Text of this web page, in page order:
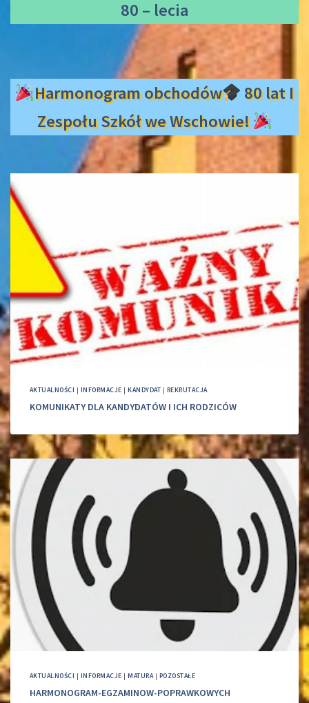
80 – lecia
Harmonogram obchodów
80 lat I
Zespołu Szkół we Wschowie!
AKTUALNOŚCI | INFORMACJE |KANDYDAT | REKRUTACJA
KOMUNIKATY DLA KANDYDATÓW I ICH RODZICÓW
AKTUALNOŚCI | INFORMACJE |MATURA| POZOSTAŁE
HARMONOGRAM-EGZAMINOW-POPRAWKOWYCH